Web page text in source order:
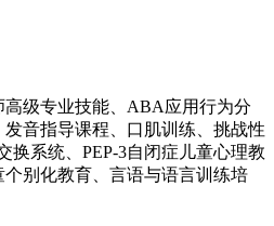
级专业技能、ABA应用行为分
音指导课程、口肌训练、挑战性
换系统、PEP-3自闭症儿童心理教
别化教育、言语与语言训练培